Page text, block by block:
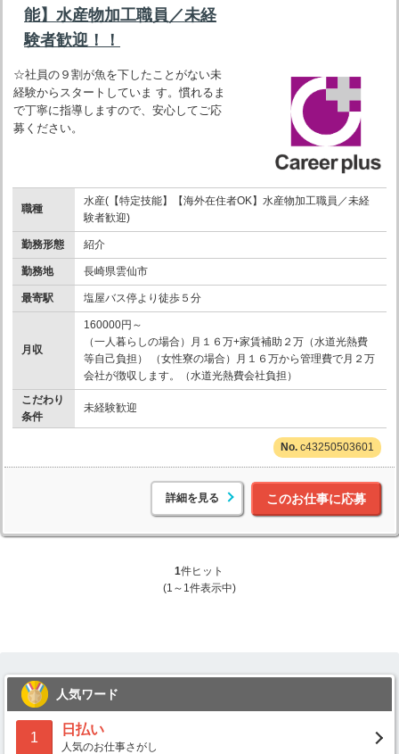
能】水産物加工職員／未経
験者歓迎！！
☆社員の９割が魚を下したことがない未
経験からスタートしていま す。慣れるま
で丁寧に指導しますので、安心してご応
募ください。
職種
水産(【特定技能】【海外在住者OK】水産物加工職員／未経
験者歓迎)
勤務形態 紹介
勤務地 長崎県雲仙市
最寄駅 塩屋バス停より徒歩５分
月収
160000円～
（一人暮らしの場合）月１６万+家賃補助２万（水道光熱費
等自己負担） （女性寮の場合）月１６万から管理費で月２万
会社が徴収します。（水道光熱費会社負担）
こだわり
条件
未経験歓迎
c43250503601
詳細を見る このお仕事に応募
1件ヒット
(1～1件表示中)
人気ワード
1
日払い
人気のお仕事さがし